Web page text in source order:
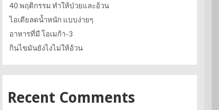
40 พฤติกรรม ทำให้ป่วยและอ้วน
ไอเดียลดน้ำหนัก แบบง่ายๆ
อาหารที่มี โอเมก้า-3
กินไขมันยังไงไม่ให้อ้วน
Recent Comments